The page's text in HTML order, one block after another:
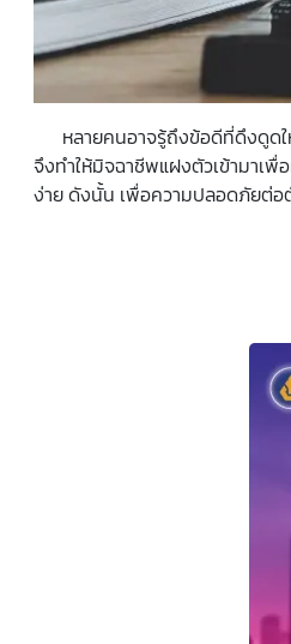
หลายคนอาจรู้ถึงข้อดีที่ดึงดูดให้
จึงทำให้มิจฉาชีพแฝงตัวเข้ามาเพื่
ง่าย ดังนั้น เพื่อความปลอดภัยต่อ